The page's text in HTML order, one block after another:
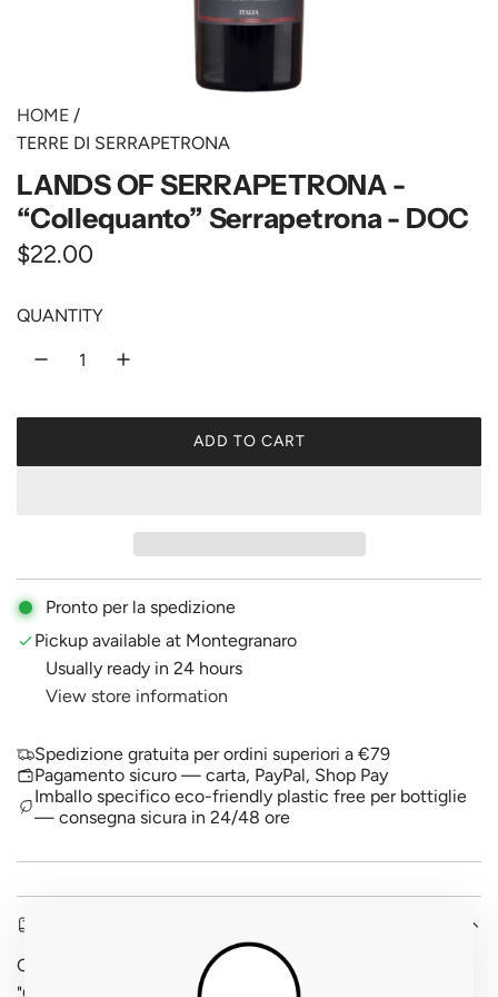
HOME /
TERRE DI SERRAPETRONA
LANDS OF SERRAPETRONA -
“Collequanto” Serrapetrona - DOC
R
g
i
c
$22.00
QUANTITY
ADD TO CART
L
N
.
Pronto per la spedizione
Pickup available at Montegranaro
Usually ready in 24 hours
View store information
Spedizione gratuita per ordini superiori a €79
Pagamento sicuro — carta, PayPal, Shop Pay
Imballo specifico eco-friendly plastic free per bottiglie
— consegna sicura in 24/48 ore
Ogni collina di Serrapetrona ha il suo carattere, e